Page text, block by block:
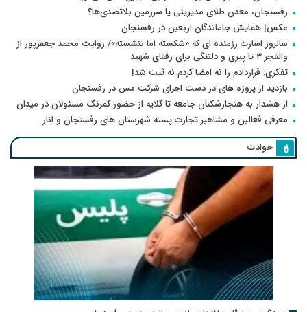
رفسنجان، معدن طلای مدیریتی یا سرزمین بلاتصدی‌ها؟
عکس| همایش جاماندگان اربعین در رفسنجان
سالروز اسارت رزمنده ای که «شکسته اما ننشسته»/ روایت محمد جعفرپور از
والفجر ۳ تا پیری و دلتنگی برای رفقای شهید
تفکری: قراردادم را نه امضا کردم نه ثبت شد!
بازدید از پروژه های در دست اجرای شرکت مس در رفسنجان
از هشدار به هنجارشکنان جامعه تا گلایه از حضور کمرنگ مسئولان در میدان
معرفی فعالین و مشاهیر تجارت پسته شهرستان های رفسنجان و انار
حوادث